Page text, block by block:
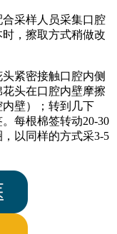
采样人员采集口腔
，擦取方式稍做改
紧密接触口腔内侧
头在口腔内壁摩擦
内壁）；转到几下
每根棉签转动20-30
以同样的方式采3-5